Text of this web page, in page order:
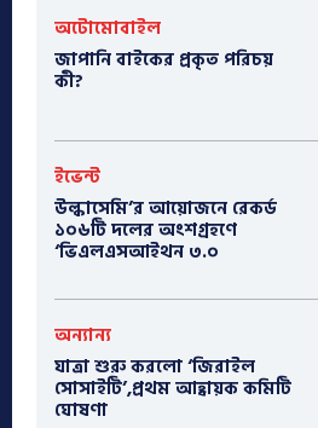
অটোমোবাইল
​জাপানি বাইকের প্রকৃত পরিচয়
কী?
ইভেন্ট
উল্কাসেমি’র আয়োজনে রেকর্ড
১০৬টি দলের অংশগ্রহণে
‘ভিএলএসআইথন ৩.০
অন্যান্য
যাত্রা শুরু করলো ‘জিরাইল
সোসাইটি’,প্রথম আহ্বায়ক কমিটি
ঘোষণা